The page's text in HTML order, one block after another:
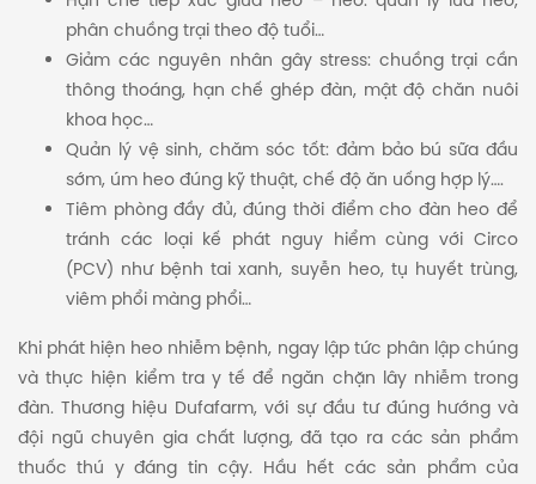
phân chuồng trại theo độ tuổi…
Giảm các nguyên nhân gây stress: chuồng trại cần
thông thoáng, hạn chế ghép đàn, mật độ chăn nuôi
khoa học…
Quản lý vệ sinh, chăm sóc tốt: đảm bảo bú sữa đầu
sớm, úm heo đúng kỹ thuật, chế độ ăn uống hợp lý….
Tiêm phòng đầy đủ, đúng thời điểm cho đàn heo để
tránh các loại kế phát nguy hiểm cùng với Circo
(PCV) như bệnh tai xanh, suyễn heo, tụ huyết trùng,
viêm phổi màng phổi…
Khi phát hiện heo nhiễm bệnh, ngay lập tức phân lập chúng
và thực hiện kiểm tra y tế để ngăn chặn lây nhiễm trong
đàn. Thương hiệu Dufafarm, với sự đầu tư đúng hướng và
đội ngũ chuyên gia chất lượng, đã tạo ra các sản phẩm
thuốc thú y đáng tin cậy. Hầu hết các sản phẩm của